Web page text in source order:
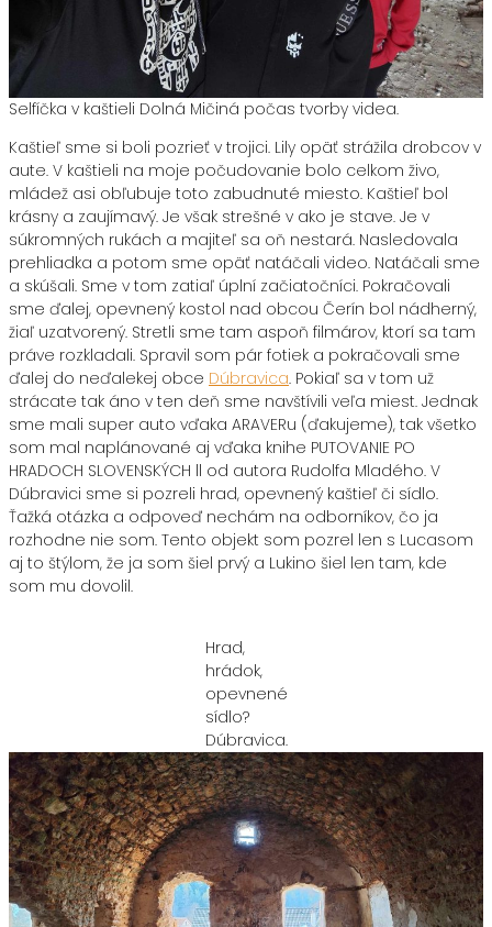
Selfíčka v kaštieli Dolná Mičiná počas tvorby videa.
Kaštieľ sme si boli pozrieť v trojici. Lily opäť strážila drobcov v
aute. V kaštieli na moje počudovanie bolo celkom živo,
mládež asi obľubuje toto zabudnuté miesto. Kaštieľ bol
krásny a zaujímavý. Je však strešné v ako je stave. Je v
súkromných rukách a majiteľ sa oň nestará. Nasledovala
prehliadka a potom sme opäť natáčali video. Natáčali sme
a skúšali. Sme v tom zatiaľ úplní začiatočníci. Pokračovali
sme ďalej, opevnený kostol nad obcou Čerín bol nádherný,
žiaľ uzatvorený. Stretli sme tam aspoň filmárov, ktorí sa tam
práve rozkladali. Spravil som pár fotiek a pokračovali sme
ďalej do neďalekej obce Dúbravica. Pokiaľ sa v tom už
strácate tak áno v ten deň sme navštívili veľa miest. Jednak
sme mali super auto vďaka ARAVERu (ďakujeme), tak všetko
som mal naplánované aj vďaka knihe PUTOVANIE PO
HRADOCH SLOVENSKÝCH ll od autora Rudolfa Mladého. V
Dúbravici sme si pozreli hrad, opevnený kaštieľ či sídlo.
Ťažká otázka a odpoveď nechám na odborníkov, čo ja
rozhodne nie som. Tento objekt som pozrel len s Lucasom
aj to štýlom, že ja som šiel prvý a Lukino šiel len tam, kde
som mu dovolil.
Hrad,
hrádok,
opevnené
sídlo?
Dúbravica.